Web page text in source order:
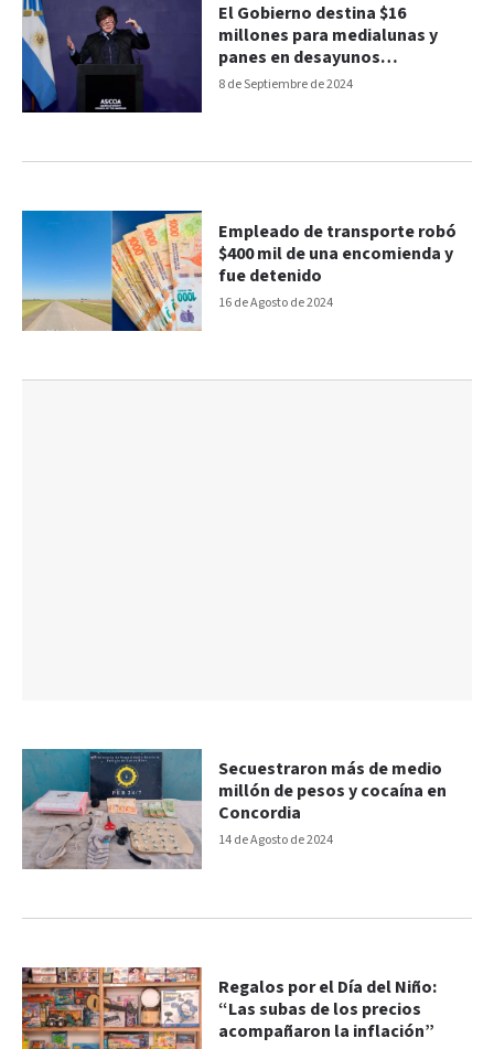
8 de Septiembre de 2024
El Gobierno destina $16
millones para medialunas y
panes en desayunos
presidenciales
16 de Agosto de 2024
Empleado de transporte robó
$400 mil de una encomienda y
fue detenido
14 de Agosto de 2024
Secuestraron más de medio
millón de pesos y cocaína en
Concordia
Regalos por el Día del Niño:
“Las subas de los precios
acompañaron la inflación”